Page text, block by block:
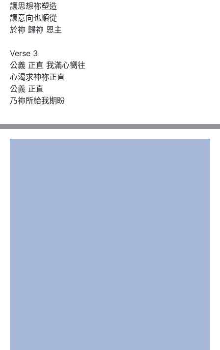
讓思想祢塑造
讓意向也順從
於祢 歸祢 恩主
Verse 3
公義 正直 我滿心嚮往
心渴求神祢正直
公義 正直
乃祢所給我期盼